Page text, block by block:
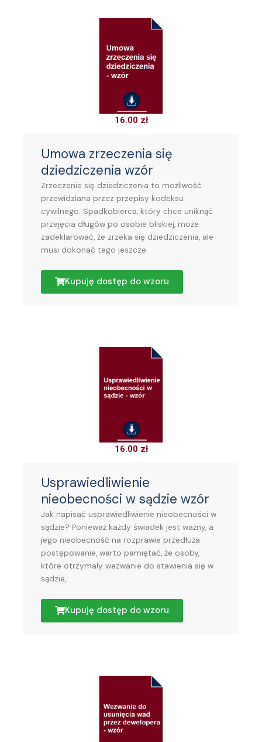
16.00 zł
Umowa zrzeczenia się
dziedziczenia wzór
Zrzeczenie się dziedziczenia to możliwość
przewidziana przez przepisy kodeksu
cywilnego. Spadkobierca, który chce uniknąć
przejęcia długów po osobie bliskiej, może
zadeklarować, że zrzeka się dziedziczenia, ale
musi dokonać tego jeszcze
Kupuję dostęp do wzoru
16.00 zł
Usprawiedliwienie
nieobecności w sądzie wzór
Jak napisać usprawiedliwienie nieobecności w
sądzie? Ponieważ każdy świadek jest ważny, a
jego nieobecność na rozprawie przedłuża
postępowanie, warto pamiętać, że osoby,
które otrzymały wezwanie do stawienia się w
sądzie,
Kupuję dostęp do wzoru